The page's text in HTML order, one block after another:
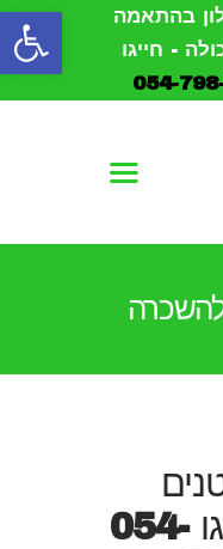
בהתאמה
- חייגו
054-
054-
פתח סרגל נגישות